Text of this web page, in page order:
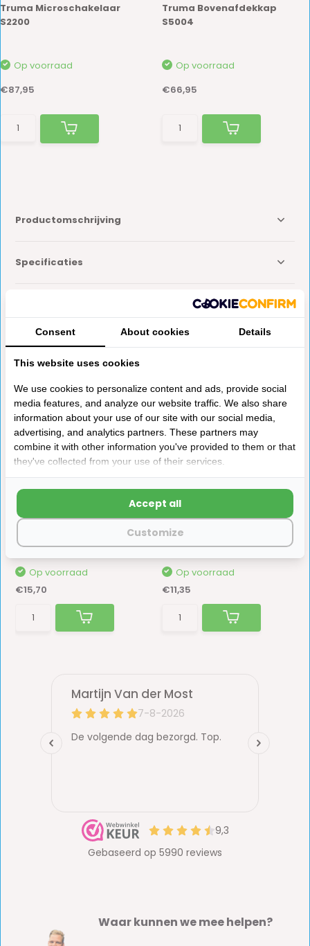
Truma Microschakelaar
S2200
Op voorraad
€87,95
Truma Bovenafdekkap
S5004
Op voorraad
€66,95
Productomschrijving
Specificaties
Delen
Anderen kochten ook
Presto Wipschakelaar
met LED Lampje 12V 1-Polig
Inbouw S-20.000 Wit
Op voorraad
€15,70
Stabilisatorkoppeling
Op voorraad
€11,35
Waar kunnen we mee helpen?
Consent About cookies Details
This website uses cookies
We use cookies to personalize content and ads, provide social
media features, and analyze our website traffic. We also share
information about your use of our site with our social media,
advertising, and analytics partners. These partners may
combine it with other information you've provided to them or that
they've collected from your use of their services.
Customize
Accept all